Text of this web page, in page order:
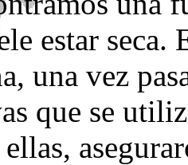
estar seca.
una vez
que se